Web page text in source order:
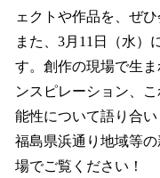
ェクトや作品を、ぜ
また、3月11日（水）
す。創作の現場で生
ンスピレーション、
能性について語り合い
福島県浜通り地域等
場でご覧ください！